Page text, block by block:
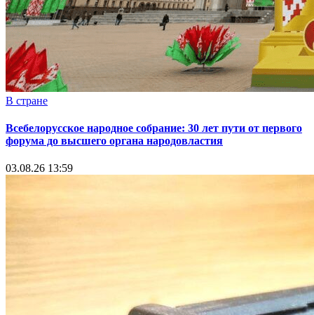
В стране
Всебелорусское народное собрание: 30 лет пути от первого
форума до высшего органа народовластия
03.08.26 13:59